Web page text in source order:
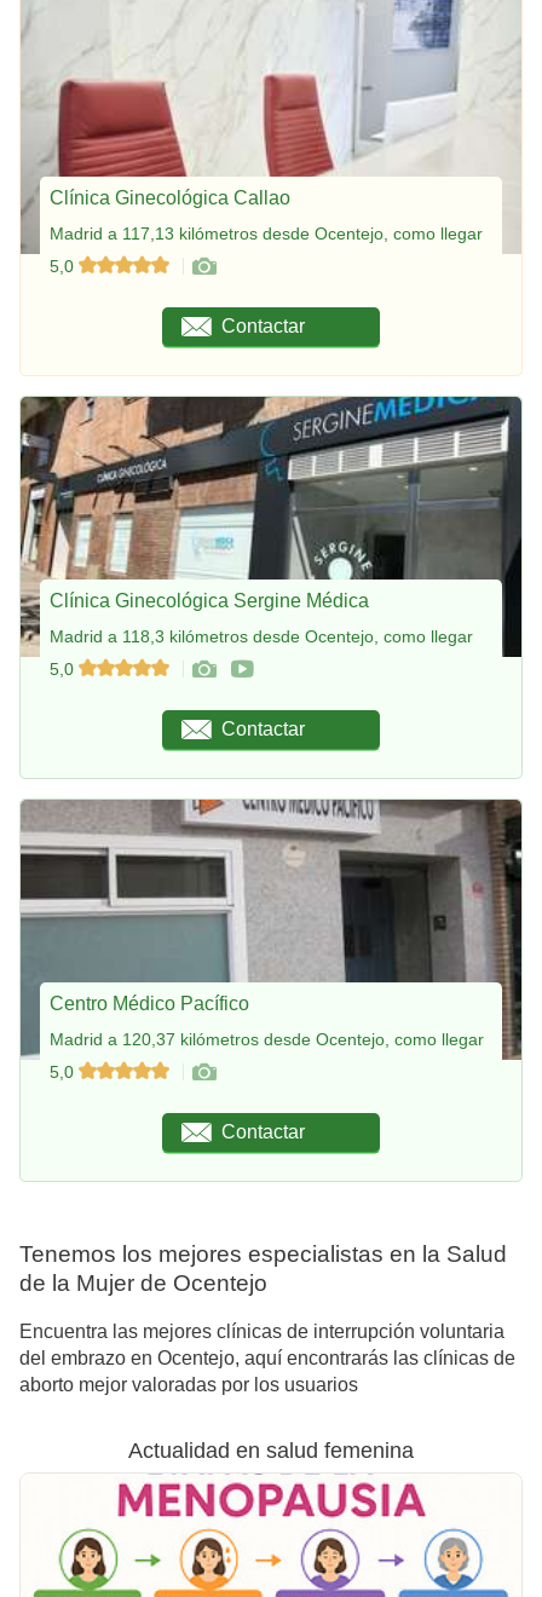
Clínica Ginecológica Callao
Madrid a 117,13 kilómetros desde Ocentejo, como llegar
5,0
Contactar
Clínica Ginecológica Sergine Médica
Madrid a 118,3 kilómetros desde Ocentejo, como llegar
5,0
Contactar
Centro Médico Pacífico
Madrid a 120,37 kilómetros desde Ocentejo, como llegar
5,0
Contactar
Tenemos los mejores especialistas en la Salud
de la Mujer de Ocentejo
Encuentra las mejores clínicas de interrupción voluntaria
del embrazo en Ocentejo, aquí encontrarás las clínicas de
aborto mejor valoradas por los usuarios
Actualidad en salud femenina